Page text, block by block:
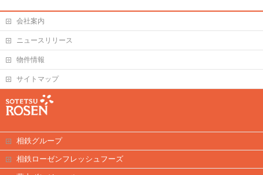
会社案内
ニュースリリース
物件情報
サイトマップ
相鉄グループ
相鉄ローゼンフレッシュフーズ